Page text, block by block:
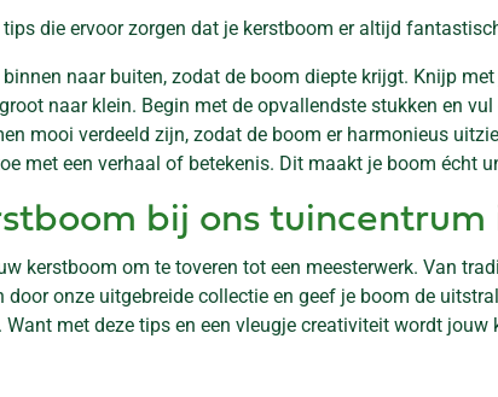
die ervoor zorgen dat je kerstboom er altijd
naar buiten, zodat de boom diepte krijgt. Knijp
naar klein. Begin met de opvallendste stukken en
mooi verdeeld zijn, zodat de boom er harmonieus
met een verhaal of betekenis. Dit maakt je boom écht
bij ons tuincentrum
kerstboom om te toveren tot een meesterwerk. Van
onze uitgebreide collectie en geef je boom de
met deze tips en een vleugje creativiteit wordt